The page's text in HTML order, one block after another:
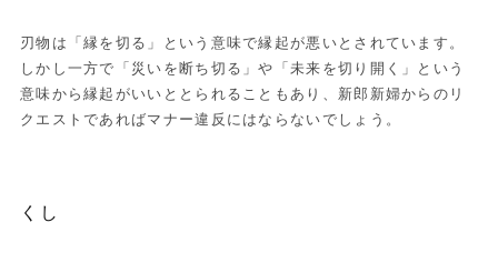
刃物は「縁を切る」という意味で縁起が悪いとされています。
しかし一方で「災いを断ち切る」や「未来を切り開く」という
意味から縁起がいいととられることもあり、新郎新婦からのリ
クエストであればマナー違反にはならないでしょう。
くし